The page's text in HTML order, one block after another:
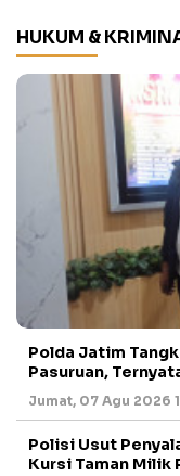
HUKUM &
Polda Jatim
Pasuruan,
Jumat, 07 Agu 2026
Polisi Usut
Kursi Taman Milik